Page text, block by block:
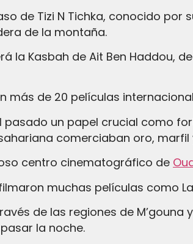
de Tizi N Tichka, conocido
de la montaña.
la Kasbah de Ait Ben Haddou,
más de 20 películas
pasado un papel crucial como
comerciaban oro, marfil
centro cinematográfico de
muchas películas como
de las regiones de
la noche.